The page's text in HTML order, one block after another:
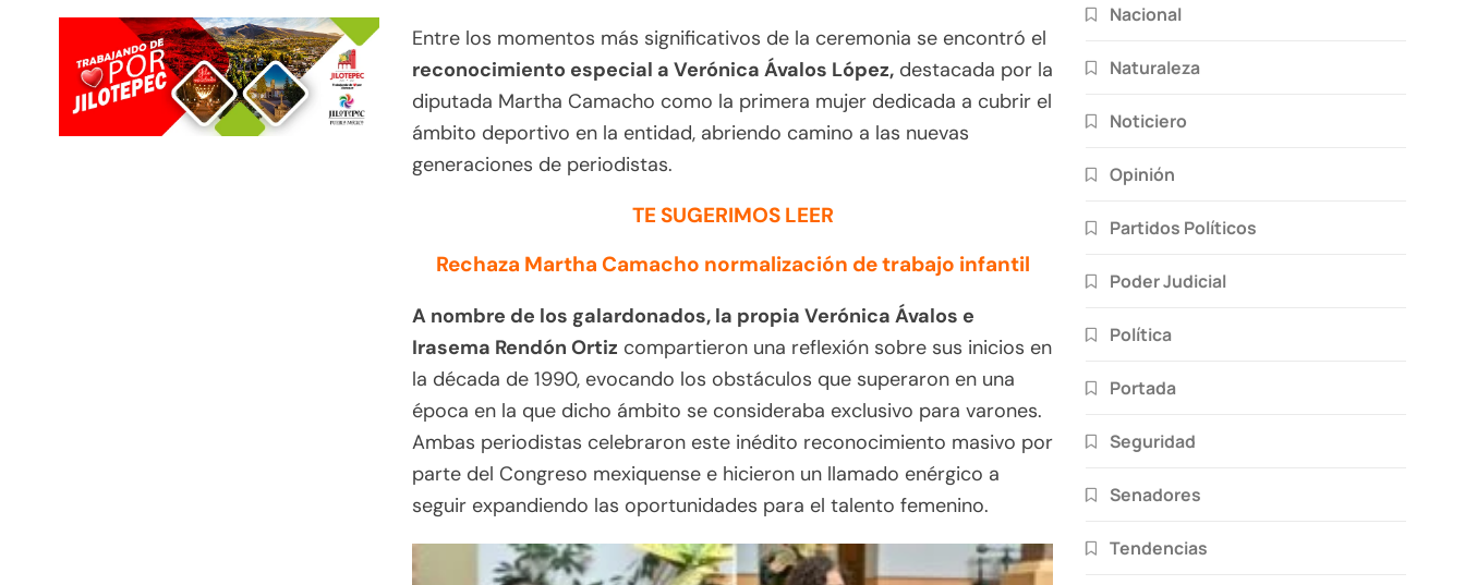
Entre los momentos más significativos de la ceremonia se encontró el
reconocimiento especial a Verónica Ávalos López, destacada por la
diputada Martha Camacho como la primera mujer dedicada a cubrir el
ámbito deportivo en la entidad, abriendo camino a las nuevas
generaciones de periodistas.
TE SUGERIMOS LEER
Rechaza Martha Camacho normalización de trabajo infantil
A nombre de los galardonados, la propia Verónica Ávalos e
Irasema Rendón Ortiz compartieron una reflexión sobre sus inicios en
la década de 1990, evocando los obstáculos que superaron en una
época en la que dicho ámbito se consideraba exclusivo para varones.
Ambas periodistas celebraron este inédito reconocimiento masivo por
parte del Congreso mexiquense e hicieron un llamado enérgico a
seguir expandiendo las oportunidades para el talento femenino.
Nacional
Naturaleza
Noticiero
Opinión
Partidos Políticos
Poder Judicial
Política
Portada
Seguridad
Senadores
Tendencias